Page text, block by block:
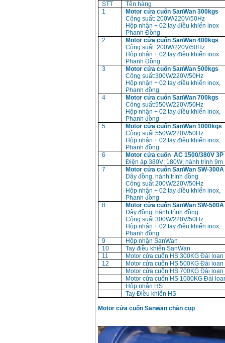
STT
Tên hàng
1
Motor cửa cuốn SanWan 300kgs
Công suất: 200W/220V/50Hz
Hộp nhận + 02 tay điều khiển inox
Phanh Đồng
2
Motor cửa cuốn SanWan 400kgs
Công suất: 200W/220V/50Hz
Hộp nhận + 02 tay điều khiển inox
Phanh Đồng
3
Motor cửa cuốn SanWan 500kgs
Công suất:300W/220V/50Hz
Hộp nhận + 02 tay điều khiển inox,
Phanh đồng
4
Motor cửa cuốn SanWan 700kgs
Công suất:550W/220V/50Hz
Hộp nhận + 02 tay điều khiển inox,
Phanh đồng
5
Motor cửa cuốn SanWan 1000kgs
Công suất:550W/220V/50Hz
Hộp nhận + 02 tay điều khiển inox,
Phanh đồng
6
Motor cửa cuốn AC 1500/380V 3P
Điện áp 380V; 180W; hành trình 9m
7
Motor cửa cuốn SanWan SW-300A
Dây đồng, hành trình đồng
Công suất 200W/220V/50Hz
Hộp nhận + 02 tay điều khiển inox,
Phanh đồng
8
Motor cửa cuốn SanWan SW-500A
Dây đồng, hành trình đồng
Công suất 300W/220V/50Hz
Hộp nhận + 02 tay điều khiển inox,
Phanh đồng
9
Hộp nhận SanWan
10
Tay điều khiển SanWan
11
Motor cửa cuốn HS 300KG Đài loan
12
Motor cửa cuốn HS 500KG Đài loan
Motor cửa cuốn HS 700KG Đài loan
Motor cửa cuốn HS 1000KG Đài
Hộp nhận HS
Tay Điều khiển HS
Motor cửa cuốn Sanwan chân cụp